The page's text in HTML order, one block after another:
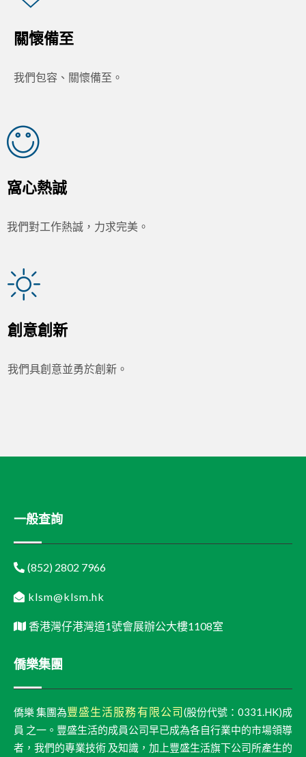
關懷備至
我們包容、關懷備至。
窩心熱誠
我們對工作熱誠，力求完美。
創意創新
我們具創意並勇於創新。
一般查詢
(852) 2802 7966
klsm@klsm.hk
香港灣仔港灣道1號會展辦公大樓1108室
僑樂集團
僑樂 集團為豐盛生活服務有限公司 (股份代號：0331.HK)成
員 之一。豐盛生活的成員公司早已成為各自行業中的市場領導
者，我們的專業技術 及知識，加上豐盛生活旗下公司所產生的